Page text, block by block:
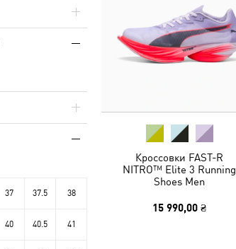
Кроссовки FAST-R
NITRO™ Elite 3 Running
Shoes Men
15 990,00 ₴
37 37.5 38
40 40.5 41